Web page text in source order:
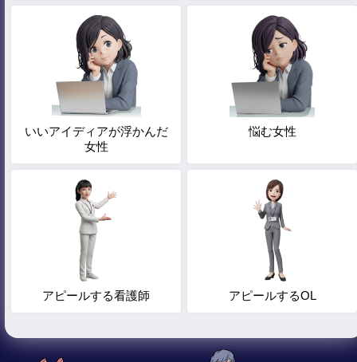
いいアイディアが浮かんだ
女性
悩む女性
アピールする看護師 アピールするOL